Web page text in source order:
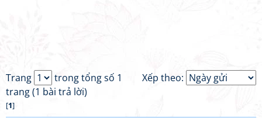
Xếp theo:
Trang
trong tổng số 1
trang (1 bài trả lời)
[1]